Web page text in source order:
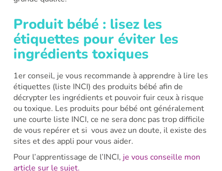
Produit bébé : lisez les
étiquettes pour éviter les
ingrédients toxiques
1er conseil, je vous recommande à apprendre à lire les
étiquettes (liste INCI) des produits bébé afin de
décrypter les ingrédients et pouvoir fuir ceux à risque
ou toxique. Les produits pour bébé ont généralement
une courte liste INCI, ce ne sera donc pas trop difficile
de vous repérer et si vous avez un doute, il existe des
sites et des appli pour vous aider.
Pour l’apprentissage de l’INCI, je vous conseille mon
article sur le sujet.